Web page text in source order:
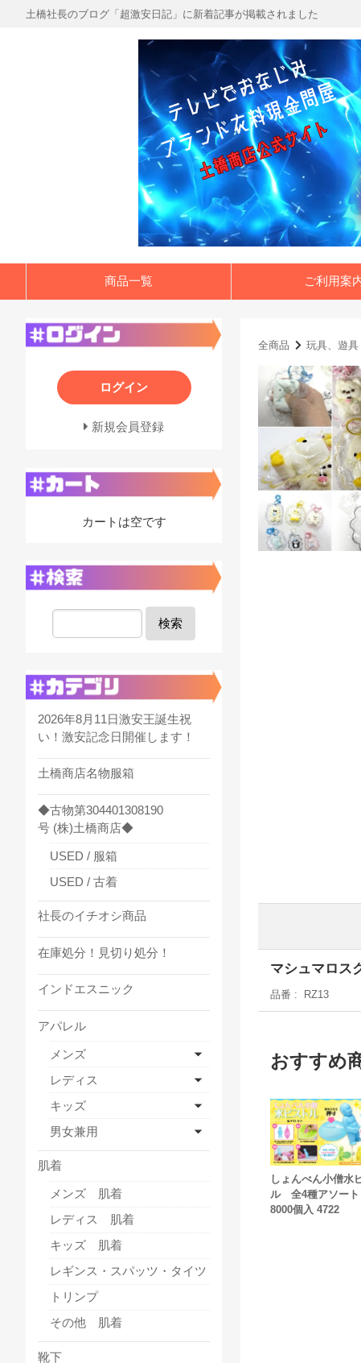
土橋社長のブログ「超激安日記」に新着記事が掲載されました
商品一覧 ご利用案
全商品 玩具、遊具
マシュマロ
品番 RZ13
おすすめ
しょんべん小僧水
ル 全4種アソー
8000個入 4722
ログイン
新規会員登録
カートは空です
検索
2026年8月11日激安王誕生祝
い！激安記念日開催します！
土橋商店名物服箱
◆古物第304401308190
号 (株)土橋商店◆
USED / 服箱
USED / 古着
社長のイチオシ商品
在庫処分！見切り処分！
インドエスニック
アパレル
メンズ
レディス
キッズ
男女兼用
肌着
メンズ 肌着
レディス 肌着
キッズ 肌着
レギンス・スパッツ・タイツ
トリンプ
その他 肌着
靴下